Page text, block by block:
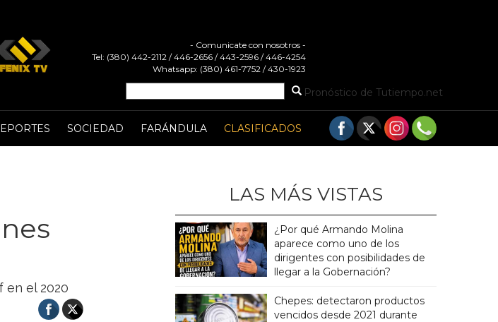
- Comunicate con nosotros -
Tel: (380) 442-2112 / 446-2656 / 443-2596 / 446-4254
Whatsapp: (380) 461-7752 / 430-1923
Pronóstico de Tutiempo.net
SOCIEDAD FARÁNDULA CLASIFICADOS
en el 2020
LAS MÁS VISTAS
¿Por qué Armando Molina
aparece como uno de los
dirigentes con posibilidades de
llegar a la Gobernación?
Chepes: detectaron productos
vencidos desde 2021 durante